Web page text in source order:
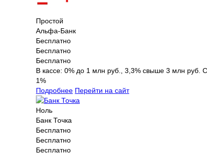
Простой
Альфа-Банк
Бесплатно
Бесплатно
Бесплатно
В кассе: 0% до 1 млн руб., 3,3% свыше 3 млн руб.
1%
Подробнее Перейти на сайт
Ноль
Банк Точка
Бесплатно
Бесплатно
Бесплатно